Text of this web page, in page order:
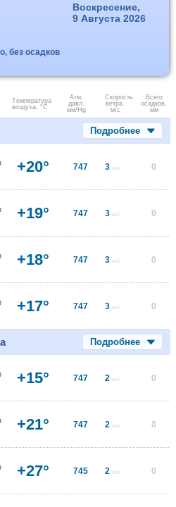
без осадков
Воскресение,
9 Августа 2026
Температура
воздуха, °C
Атм.
давл.
мм/Hg
Скорость
ветра.
м/с
Всего
осадков,
мм
Подробнее
+20° 747 3 м/с 0
+19° 747 3 м/с 0
+18° 747 3 м/с 0
+17° 747 3 м/с 0
Подробнее
+15° 747 2 м/с 0
+21° 747 2 м/с 0
+27° 745 2 м/с 0